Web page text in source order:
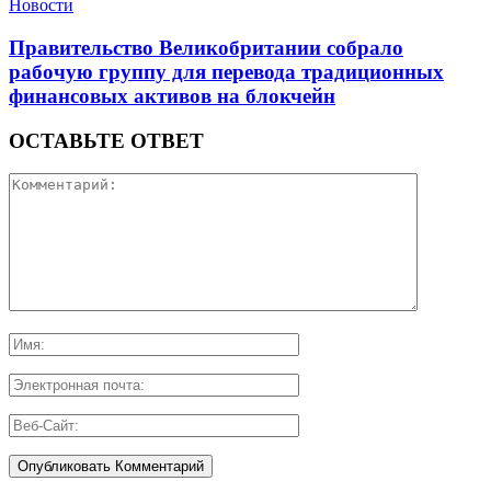
Новости
Правительство Великобритании собрало
рабочую группу для перевода традиционных
финансовых активов на блокчейн
ОСТАВЬТЕ ОТВЕТ